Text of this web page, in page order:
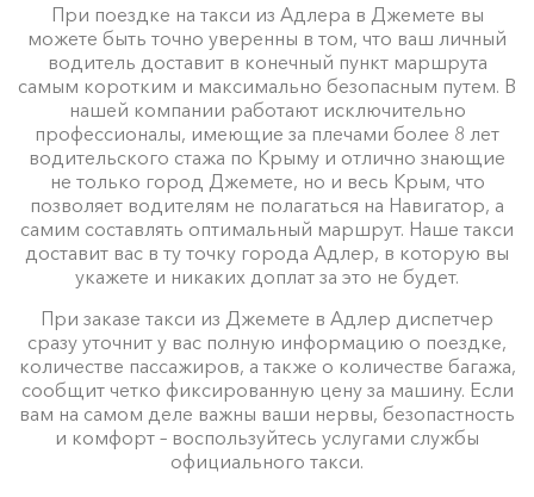
При поездке на такси из Адлера в Джемете вы
можете быть точно уверенны в том, что ваш личный
водитель доставит в конечный пункт маршрута
самым коротким и максимально безопасным путем. В
нашей компании работают исключительно
профессионалы, имеющие за плечами более 8 лет
водительского стажа по Крыму и отлично знающие
не только город Джемете, но и весь Крым, что
позволяет водителям не полагаться на Навигатор, а
самим составлять оптимальный маршрут. Наше такси
доставит вас в ту точку города Адлер, в которую вы
укажете и никаких доплат за это не будет.
При заказе такси из Джемете в Адлер диспетчер
сразу уточнит у вас полную информацию о поездке,
количестве пассажиров, а также о количестве багажа,
сообщит четко фиксированную цену за машину. Если
вам на самом деле важны ваши нервы, безопастность
и комфорт – воспользуйтесь услугами службы
официального такси.